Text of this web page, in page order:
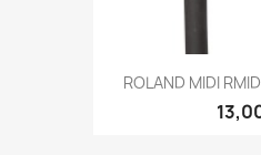
ROLAND MIDI